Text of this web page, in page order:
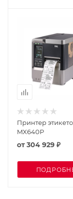
Принтер
MX640P
от304 929 ₽